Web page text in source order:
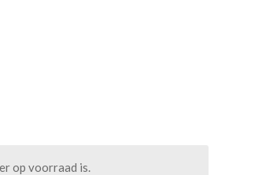
op voorraad is.